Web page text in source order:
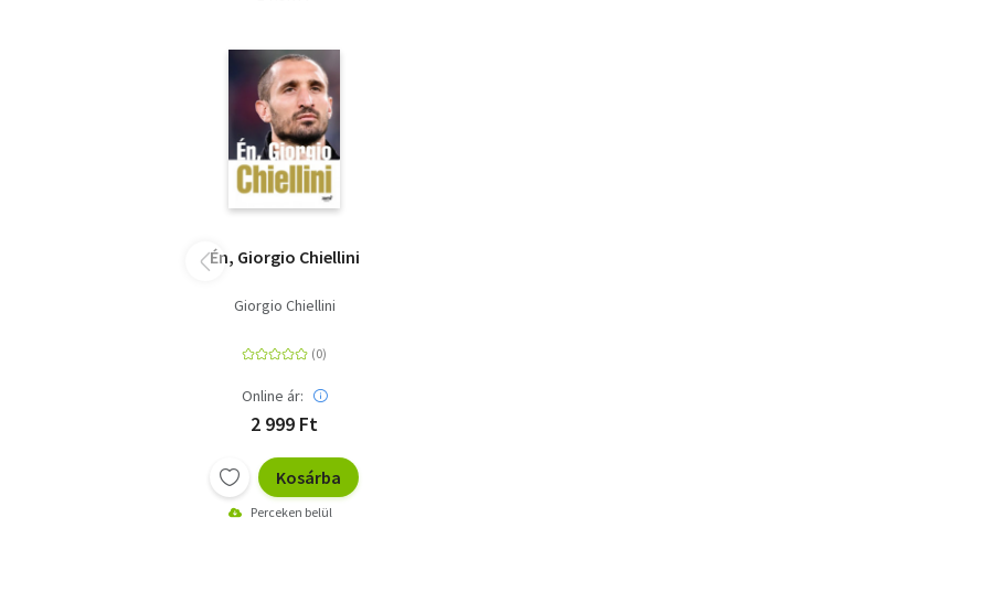
Én, Giorgio Chiellini
Giorgio Chiellini
Online ár:
2 999 Ft
Kosárba
Perceken belül